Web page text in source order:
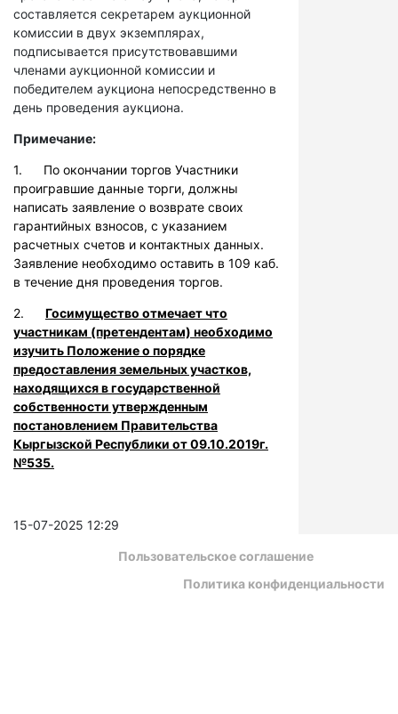
составляется секретарем аукционной
комиссии в двух экземплярах,
подписывается присутствовавшими
членами аукционной комиссии и
победителем аукциона непосредственно в
день проведения аукциона.
Примечание:
1. По окончании торгов Участники
проигравшие данные торги, должны
написать заявление о возврате своих
гарантийных взносов, с указанием
расчетных счетов и контактных данных.
Заявление необходимо оставить в 109 каб.
в течение дня проведения торгов.
2. Госимущество отмечает что
участникам (претендентам) необходимо
изучить Положение о порядке
предоставления земельных участков,
находящихся в государственной
собственности утвержденным
постановлением Правительства
Кыргызской Республики от 09.10.2019г.
№535.
15-07-2025 12:29
Пользовательское соглашение
Политика конфиденциальности